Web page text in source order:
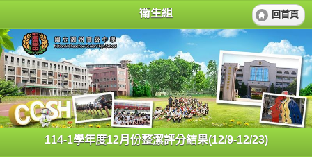
衛生組 回首頁
114-1學年度12月份整潔評分結果(12/9-12/23)